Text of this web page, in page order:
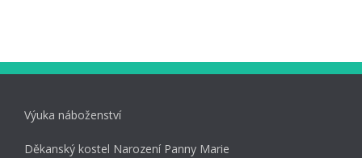
Výuka náboženství
Děkanský kostel Narození Panny Marie